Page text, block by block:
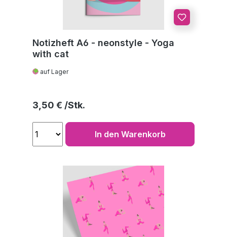
Notizheft A6 - neonstyle - Yoga
with cat
auf Lager
Regulärer Preis:
3,50 €
In den Warenkorb